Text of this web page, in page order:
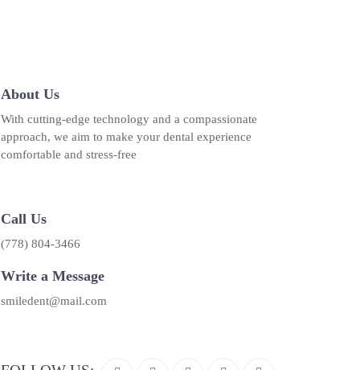
About Us
With cutting-edge technology and a compassionate
approach, we aim to make your dental experience
comfortable and stress-free
Call Us
(778) 804-3466
Write a Message
smiledent@mail.com